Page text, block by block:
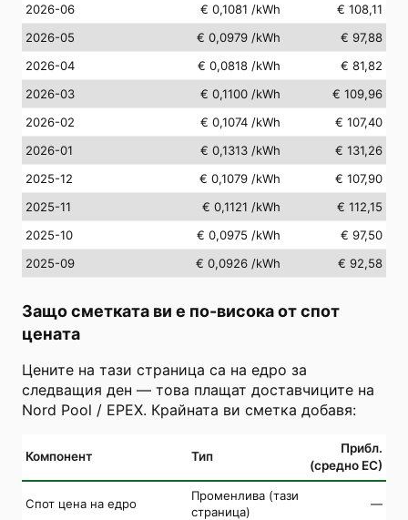
2026-06
€ 0,1081 /kWh
€ 108,11
2026-05
€ 0,0979 /kWh
€ 97,88
2026-04
€ 0,0818 /kWh
€ 81,82
2026-03
€ 0,1100 /kWh
€ 109,96
2026-02
€ 0,1074 /kWh
€ 107,40
2026-01
€ 0,1313 /kWh
€ 131,26
2025-12
€ 0,1079 /kWh
€ 107,90
2025-11
€ 0,1121 /kWh
€ 112,15
2025-10
€ 0,0975 /kWh
€ 97,50
2025-09
€ 0,0926 /kWh € 92,58
Защо сметката ви е по-висока от спот
цената
Цените на тази страница са на едро за
следващия ден — това плащат доставчиците на
Nord Pool / EPEX. Крайната ви сметка добавя:
Компонент Тип
Прибл.
(средно ЕС)
Спот цена на едро
Променлива (тази
страница)
—